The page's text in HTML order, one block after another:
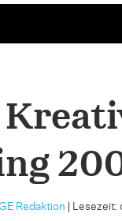
Redaktion Lesezeit: